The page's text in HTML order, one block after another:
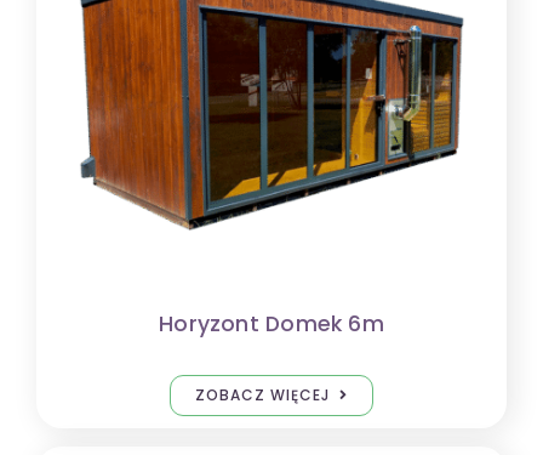
Horyzont Domek 6m
ZOBACZ WIĘCEJ